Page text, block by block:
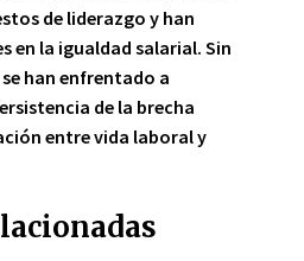
de liderazgo y han
en la igualdad salarial. Sin
han enfrentado a
de la brecha
entre vida laboral y